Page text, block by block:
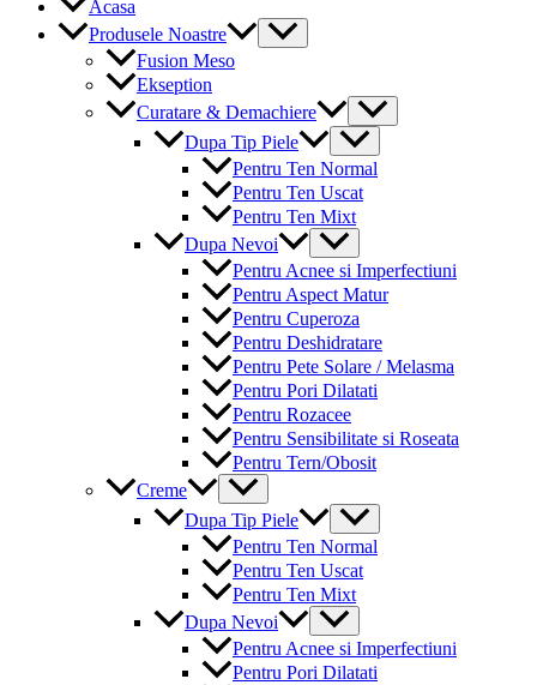
Acasa
Produsele Noastre
Menu
Toggle
Fusion Meso
Ekseption
Curatare & Demachiere
Menu
Toggle
Dupa Tip Piele
Menu
Toggle
Pentru Ten Normal
Pentru Ten Uscat
Pentru Ten Mixt
Dupa Nevoi
Menu
Toggle
Pentru Acnee si Imperfectiuni
Pentru Aspect Matur
Pentru Cuperoza
Pentru Deshidratare
Pentru Pete Solare / Melasma
Pentru Pori Dilatati
Pentru Rozacee
Pentru Sensibilitate si Roseata
Pentru Tern/Obosit
Creme
Menu
Toggle
Dupa Tip Piele
Menu
Toggle
Pentru Ten Normal
Pentru Ten Uscat
Pentru Ten Mixt
Dupa Nevoi
Menu
Toggle
Pentru Acnee si Imperfectiuni
Pentru Pori Dilatati